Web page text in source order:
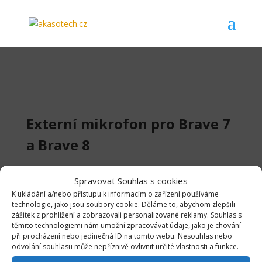
Spravovat Souhlas s cookies
K ukládání a/nebo přístupu k informacím o zařízení používáme
technologie, jako jsou soubory cookie. Děláme to, abychom zlepšili
zážitek z prohlížení a zobrazovali personalizované reklamy. Souhlas s
těmito technologiemi nám umožní zpracovávat údaje, jako je chování
při procházení nebo jedinečná ID na tomto webu. Nesouhlas nebo
odvolání souhlasu může nepříznivě ovlivnit určité vlastnosti a funkce.
Externí mikrofon pro Brave 7
a Brave 8
Externí mikrofon pro AKASO Brave 7,
Brave 8, port USB-C, čistější zvuk, pro
rozhovory v terénu, cestování, turistiku,
externí mikrofony třetích stran s
produktem nefungují.